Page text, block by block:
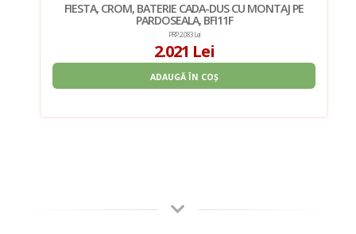
FIESTA, CROM, BATERIE CADA-DUS CU MONTAJ PE
PARDOSEALA, BFI11F
PRP: 2.083 Lei
2.021 Lei
ADAUGĂ ÎN COȘ